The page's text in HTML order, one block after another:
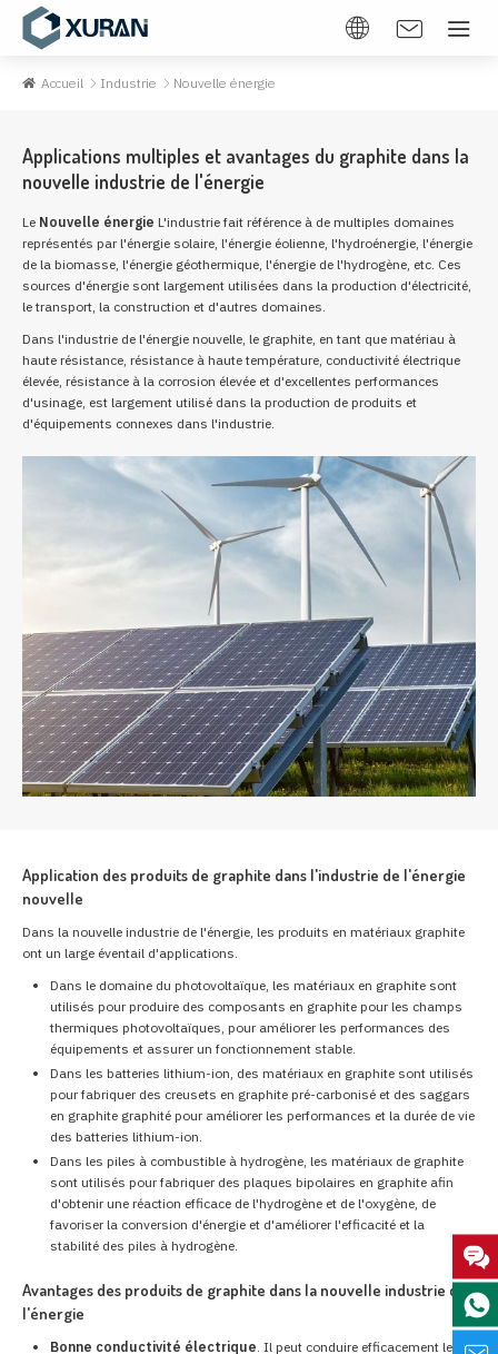
Accueil Industrie Nouvelle énergie
Applications multiples et avantages du graphite dans la
nouvelle industrie de l'énergie
Le Nouvelle énergie L'industrie fait référence à de multiples domaines
représentés par l'énergie solaire, l'énergie éolienne, l'hydroénergie, l'énergie
de la biomasse, l'énergie géothermique, l'énergie de l'hydrogène, etc. Ces
sources d'énergie sont largement utilisées dans la production d'électricité,
le transport, la construction et d'autres domaines.
Dans l'industrie de l'énergie nouvelle, le graphite, en tant que matériau à
haute résistance, résistance à haute température, conductivité électrique
élevée, résistance à la corrosion élevée et d'excellentes performances
d'usinage, est largement utilisé dans la production de produits et
d'équipements connexes dans l'industrie.
Application des produits de graphite dans l'industrie de l'énergie
nouvelle
Dans la nouvelle industrie de l'énergie, les produits en matériaux graphite
ont un large éventail d'applications.
Dans le domaine du photovoltaïque, les matériaux en graphite sont
utilisés pour produire des composants en graphite pour les champs
thermiques photovoltaïques, pour améliorer les performances des
équipements et assurer un fonctionnement stable.
Dans les batteries lithium-ion, des matériaux en graphite sont utilisés
pour fabriquer des creusets en graphite pré-carbonisé et des saggars
en graphite graphité pour améliorer les performances et la durée de vie
des batteries lithium-ion.
Dans les piles à combustible à hydrogène, les matériaux de graphite
sont utilisés pour fabriquer des plaques bipolaires en graphite afin
d'obtenir une réaction efficace de l'hydrogène et de l'oxygène, de
favoriser la conversion d'énergie et d'améliorer l'efficacité et la
stabilité des piles à hydrogène.
Avantages des produits de graphite dans la nouvelle industrie de
l'énergie
Bonne conductivité électrique. Il peut conduire efficacement le